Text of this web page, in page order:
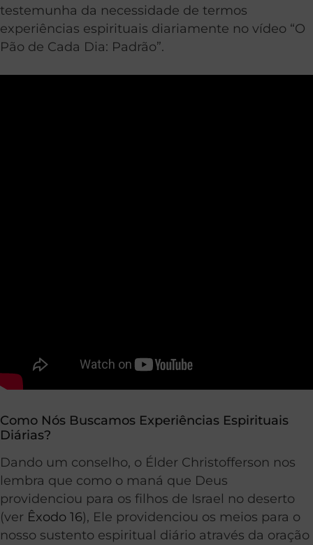
testemunha da necessidade de termos
experiências espirituais diariamente no vídeo “O
Pão de Cada Dia: Padrão”.
Como Nós Buscamos Experiências Espirituais
Diárias?
Dando um conselho, o Élder Christofferson nos
lembra que como o maná que Deus
providenciou para os filhos de Israel no deserto
(ver Êxodo 16), Ele providenciou os meios para o
nosso sustento espiritual diário através da oração